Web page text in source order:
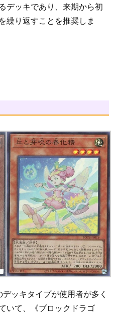
デッキであり、来期から初
繰り返すことを推奨しま
ッキタイプが使用者が多く
いて、《ブロックドラゴ